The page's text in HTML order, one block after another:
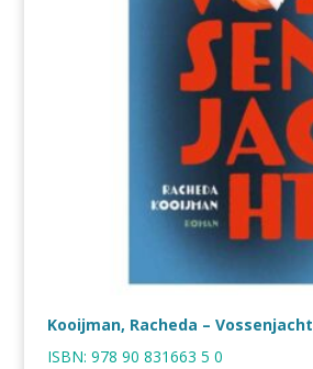
Kooijman, Racheda – Vossenjacht
ISBN: 978 90 831663 5 0